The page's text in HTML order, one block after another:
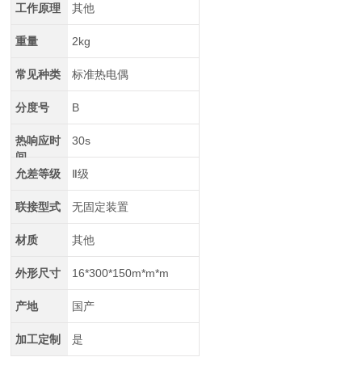
工作原理 其他
重量 2kg
常见种类 标准热电偶
分度号 B
热响应时
间
30s
允差等级 Ⅱ级
联接型式 无固定装置
材质 其他
外形尺寸 16*300*150m*m*m
产地 国产
加工定制 是